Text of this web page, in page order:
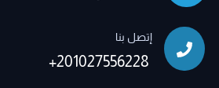
إتصل بنا
+201027556228